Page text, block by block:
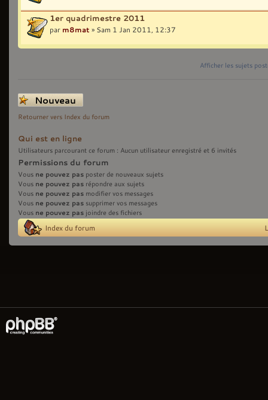
1er quadrimestre 2011
par m8mat » Sam 1 Jan 2011, 12:37
Afficher les sujets
Écrire un nouveau
sujet
Retourner vers Index du forum
Qui est en ligne
Utilisateurs parcourant ce forum : Aucun utilisateur enregistré et 6 invités
Permissions du forum
Vous ne pouvez pas poster de nouveaux sujets
Vous ne pouvez pas répondre aux sujets
Vous ne pouvez pas modifier vos messages
Vous ne pouvez pas supprimer vos messages
Vous ne pouvez pas joindre des fichiers
Index du forum